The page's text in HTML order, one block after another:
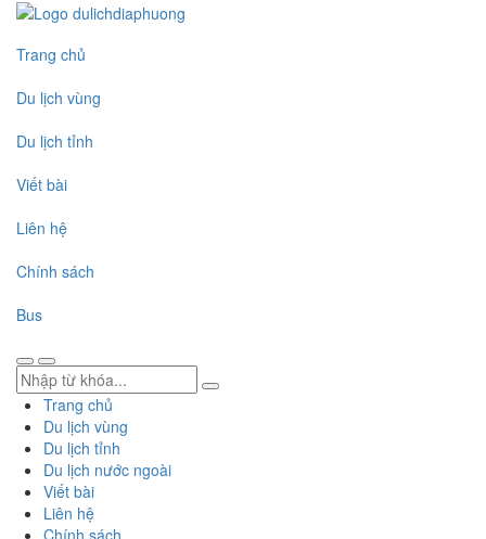
Trang chủ
Du lịch vùng
Du lịch tỉnh
Viết bài
Liên hệ
Chính sách
Bus
Trang chủ
Du lịch vùng
Du lịch tỉnh
Du lịch nước ngoài
Viết bài
Liên hệ